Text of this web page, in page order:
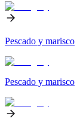
Pescado y marisco
Pescado y marisco